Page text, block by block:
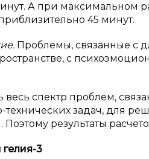
А при максимальном
45 минут.
Проблемы, связанные с
с
спектр проблем,
задач, для
результаты
гелия-3